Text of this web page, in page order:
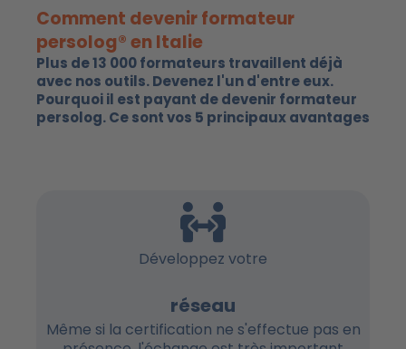
Comment devenir formateur
persolog® en Italie
Plus de 13 000 formateurs travaillent déjà
avec nos outils. Devenez l'un d'entre eux.
Pourquoi il est payant de devenir formateur
persolog. Ce sont vos 5 principaux avantages
Développez votre
réseau
Même si la certification ne s'effectue pas en